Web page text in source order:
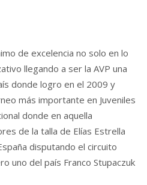
de excelencia no solo en lo
llegando a ser la AVP una
donde logro en el 2009 y
más importante en Juveniles
donde en aquella
de la talla de Elías Estrella
disputando el circuito
uno del país Franco Stupaczuk